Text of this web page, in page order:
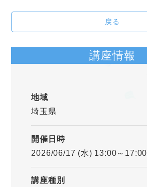
戻る
講座情報
地域
埼玉県
開催日時
2026/06/17 (水) 13:00～17:00
講座種別